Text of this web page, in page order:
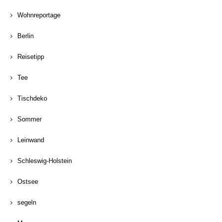
Wohnreportage
Berlin
Reisetipp
Tee
Tischdeko
Sommer
Leinwand
Schleswig-Holstein
Ostsee
segeln